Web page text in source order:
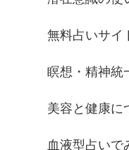
無料占いサイ
瞑想・精神統
美容と健康に
血液型占いで